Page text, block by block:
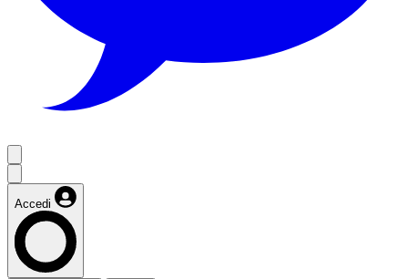
Accedi